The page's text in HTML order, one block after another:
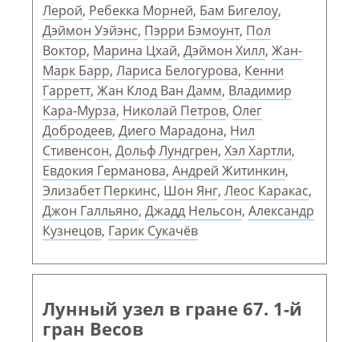
Лерой, Ребекка Морней, Бам Бигелоу,
Дэймон Уэйэнс, Пэрри Бэмоунт, Пол
Воктор, Марина Цхай, Дэймон Хилл, Жан-
Марк Барр, Лариса Белогурова, Кенни
Гарретт, Жан Клод Ван Дамм, Владимир
Кара-Мурза, Николай Петров, Олег
Добродеев, Диего Марадона, Нил
Стивенсон, Дольф Лундгрен, Хэл Хартли,
Евдокия Германова, Андрей Житинкин,
Элизабет Перкинс, Шон Янг, Леос Каракас,
Джон Галльяно, Джадд Нельсон, Александр
Кузнецов, Гарик Сукачёв
Лунный узел в гране 67. 1-й
гран Весов